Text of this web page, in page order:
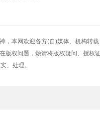
，本网欢迎各方(自)媒体、机构转
版权问题，烦请将版权疑问、授权
、处理。